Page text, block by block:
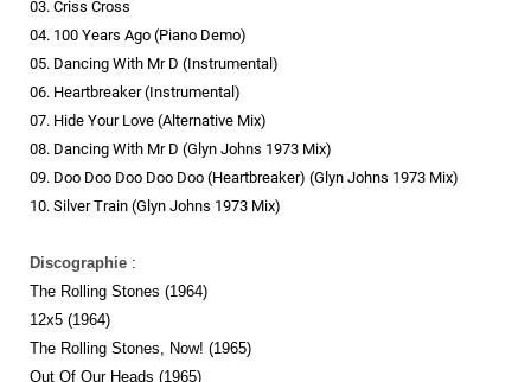
03. Criss Cross
04. 100 Years Ago (Piano Demo)
05. Dancing With Mr D (Instrumental)
06. Heartbreaker (Instrumental)
07. Hide Your Love (Alternative Mix)
08. Dancing With Mr D (Glyn Johns 1973 Mix)
09. Doo Doo Doo Doo Doo (Heartbreaker) (Glyn Johns 1973 Mix)
10. Silver Train (Glyn Johns 1973 Mix)
Discographie :
The Rolling Stones (1964)
12x5 (1964)
The Rolling Stones, Now! (1965)
Out Of Our Heads (1965)